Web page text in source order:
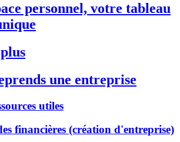
personnel, votre tableau
une entreprise
utiles
financières (création d'entreprise)